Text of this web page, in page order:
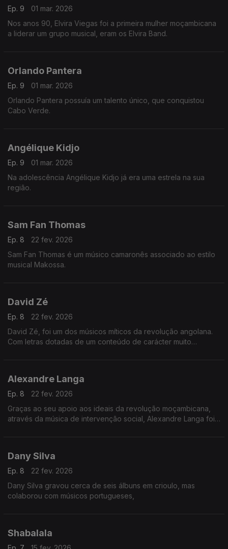
Ep. 9
01 mar. 2026
Nos anos 90, Elvira Viegas foi a primeira mulher moçambicana
a liderar um grupo musical, eram os Elvira Band.
Orlando Pantera
Ep. 9
01 mar. 2026
Orlando Pantera possuía um talento único, que conquistou
Cabo Verde.
Angélique Kidjo
Ep. 9
01 mar. 2026
Na adolescência Angélique Kidjo já era uma estrela na sua
região.
Sam Fan Thomas
Ep. 8
22 fev. 2026
Sam Fan Thomas é um músico camaronês associado ao estilo
musical Makossa.
David Zé
Ep. 8
22 fev. 2026
David Zé, foi um dos músicos míticos da revolução angolana.
Com letras dotadas de um conteúdo de carácter muito
Alexandre Langa
Ep. 8
22 fev. 2026
Graças ao seu apoio aos ideais da revolução moçambicana,
através da música de intervenção social, Alexandre Langa foi
Dany Silva
Ep. 8
22 fev. 2026
Dany Silva gravou cerca de seis álbuns em crioulo, mas
colaborou com músicos portugueses,
Shabalala